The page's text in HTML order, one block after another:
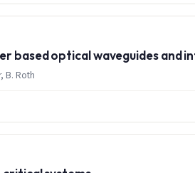
based optical waveguides and
B. Roth